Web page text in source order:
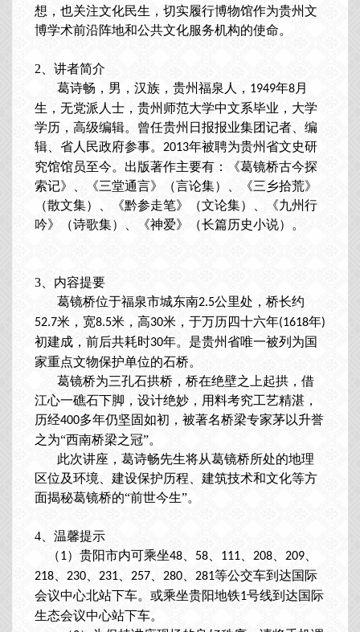
想，也关注文化民生，切实履行博物馆作为贵州文
博学术前沿阵地和公共文化服务机构的使命。
2、 讲者简介
葛诗畅，男，汉族，贵州福泉人， 1949年8月
生，无党派 人士，贵州师范大学中文系毕业，大学
学历，高级编辑。曾任贵州日报报业集团记者、编
辑、省人民政府参事。 2013年被聘为贵州省文史研
究馆馆员至今。 出版著作主要有：《葛镜桥古今探
索记》
《三堂通言》（言论集）
《三乡拾荒》
（散文集）
《黔参走笔》（文论集）
《九州行
吟》（诗歌集） 、 《神爱》（长篇历史小说） 。
3、 内容提要
葛镜桥位于福泉市城东南2.5公里处，桥长约
52.7米，宽8.5米，高30米，于万历四十六年(1618年)
初建成，前后共耗时30年。是贵州省唯一被列为国
家重点文物保护单位的石桥。
葛镜桥为三孔石拱桥，桥在绝壁之上起拱，借
江心一礁石下脚，设计绝妙，用料考究工艺精湛，
历经400多年仍坚固如初，被著名桥梁专家茅以升誉
之为“西南桥梁之冠”。
此次讲座， 葛诗畅先生将从葛镜桥所处的地理
区位及环境、建设保护历程、建筑技术和文化等方
面揭秘葛镜桥的“前世今生”。
4、 温馨提示
（1）贵阳市内可乘坐48、 58、 111、 208、 209、
218、 230、 231、 257、 280、 281等公交车到达国际
会议中心北站下车。或乘坐贵阳地铁1号线到达国际
生态会议中心站下车。